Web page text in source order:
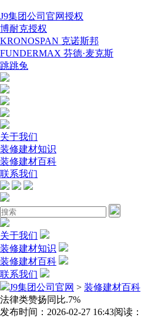
J9集团公司官网授权
博耐克授权
KRONOSPAN 克诺斯邦
FUNDERMAX 芬德·麦克斯
跳跳兔
关于我们
装修建材知识
装修建材百科
联系我们
关于我们
装修建材知识
装修建材百科
联系我们
J9集团公司官网 > 装修建材百科
法律类赞扬同比.7%
发布时间：2026-02-27 16:43阅读：